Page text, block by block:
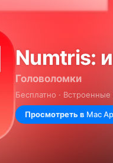
Numtris:
Головоломки
Бесплатно ·
Просмотреть в Mac